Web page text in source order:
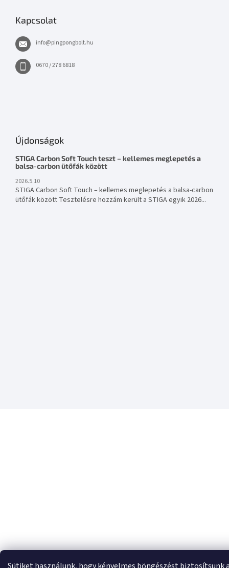
Kapcsolat
info@pingpongbolt.hu
0670 / 278 6818
Újdonságok
STIGA Carbon Soft Touch teszt – kellemes meglepetés a
balsa-carbon ütőfák között
2026.5.10
STIGA Carbon Soft Touch – kellemes meglepetés a balsa-carbon
ütőfák között Tesztelésre hozzám került a STIGA egyik 2026...